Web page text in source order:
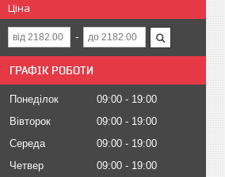
Ціна
ГРАФІК РОБОТИ
Понеділок 09:00
19:00
Вівторок
09:00
19:00
Середа
09:00
19:00
Четвер
09:00
19:00